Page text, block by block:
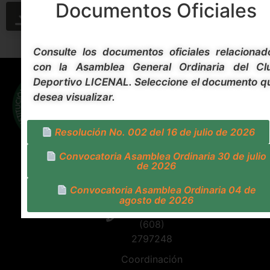
DESCARGAR PREVISUALIZAR
Contacto
Carrera 5
Esquina
Barrio
- Ibagué -
Coordinación
primaria:
(608)
2797248
Coordinación
Síguenos
Documentos Oficiales
Consulte los documentos oficiales
con la Asamblea General Ordinaria del
Deportivo LICENAL. Seleccione el documento
desea visualizar.
Resolución No. 002 del 16 de julio de 2026
Convocatoria Asamblea Ordinaria 30 de julio
de 2026
Convocatoria Asamblea Ordinaria 04 de
agosto de 2026